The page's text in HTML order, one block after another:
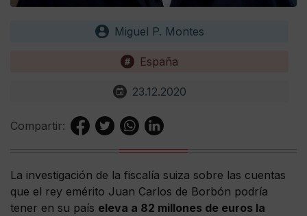
Miguel P. Montes
España
23.12.2020
Compartir:
La investigación de la fiscalía suiza sobre las cuentas
que el rey emérito Juan Carlos de Borbón podría
tener en su país eleva a 82 millones de euros la